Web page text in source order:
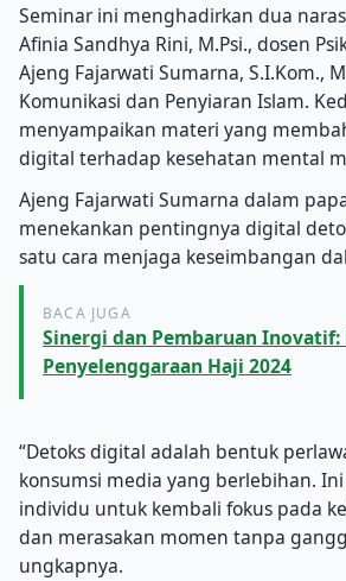
Seminar ini menghadirkan dua
Afinia Sandhya Rini, M.Psi., dosen
Ajeng Fajarwati Sumarna, S.I.Kom.,
Komunikasi dan Penyiaran Islam.
menyampaikan materi yang
digital terhadap kesehatan mental
Ajeng Fajarwati Sumarna dalam
menekankan pentingnya digital
satu cara menjaga keseimbangan
BACA JUGA
Sinergi dan Pembaruan Inovatif:
Penyelenggaraan Haji 2024
“Detoks digital adalah bentuk
konsumsi media yang berlebihan.
individu untuk kembali fokus pada
dan merasakan momen tanpa
ungkapnya.